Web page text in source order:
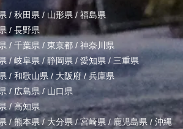
/ 秋田県 / 山形県/ 福島県
/ 長野県
/ 千葉県 / 東京都 / 神奈川県
/岐阜県 / 静岡県 / 愛知県 / 三重県
/ 和歌山県/ 大阪府 /兵庫県
/ 広島県 / 山口県
/高知県
/熊本県/ 大分県/宮崎県 /鹿児島県 / 沖縄